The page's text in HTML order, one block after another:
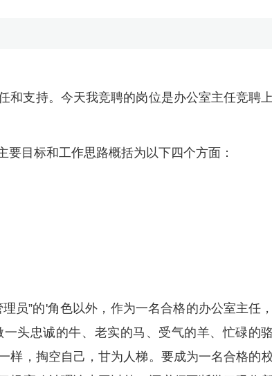
和支持。今天我竞聘的岗位是办公室主任竞聘上
目标和工作思路概括为以下四个方面：
理员”的'角色以外，作为一名合格的办公室主任，
头忠诚的牛、老实的马、受气的羊、忙碌的骆
样，掏空自己，甘为人梯。要成为一名合格的